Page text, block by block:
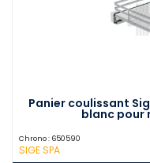
Panier coulissant
blanc pour
Chrono : 650590
SIGE SPA